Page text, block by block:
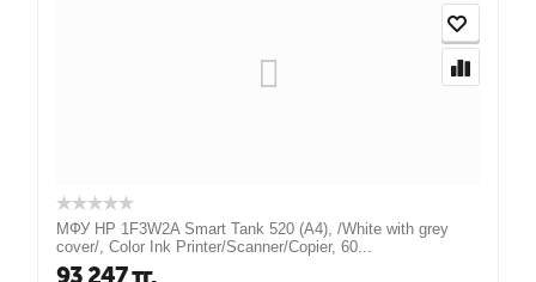
МФУ HP 1F3W2A Smart Tank 520 (A4), /White with grey
cover/, Color Ink Printer/Scanner/Copier, 60...
93 247тг.